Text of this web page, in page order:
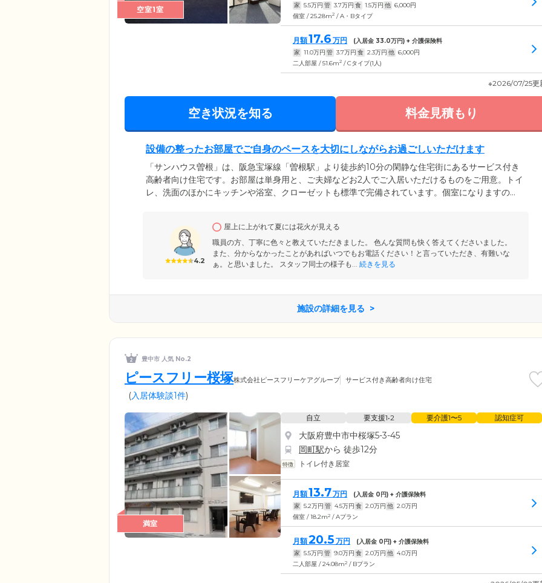
空室1室
家 5.5万円 管 3.7万円 食 1.5万円 他 6,000円
個室 / 25.28m2 / A・Bタイプ
月額17.6 万円 (入居金 33.0万円) + 介護保険料
家 11.0万円 管 3.7万円 食 2.3万円 他 6,000円
二人部屋 / 51.6m2 / Cタイプ(1人)
※2026/07/25更
空き状況を知る 料金見積もり
設備の整ったお部屋でご自身のペースを大切にしながらお過ごしいただけます
「サンハウス曽根」は、阪急宝塚線「曽根駅」より徒歩約10分の閑静な住宅街にあるサービス付き
高齢者向け住宅です。お部屋は単身用と、ご夫婦などお2人でご入居いただけるものをご用意。トイ
レ、洗面のほかにキッチンや浴室、クローゼットも標準で完備されています。個室になりますの
ッフと連絡できます。急な体調不良やお怪我をされたときも、すぐに駆けつけてご対応いたします
ので安心です。
4.2
屋上に上がれて夏には花火が見える
職員の方、丁寧に色々と教えていただきました。 色んな質問も快く答えてくださいました。
また、分からなかったことがあればいつでもお電話ください！と言っていただき、有難いな
ぁ。と思いました。 スタッフ同士の様子も...
続きを見る
施設の詳細を見る
豊中市 人気 No.2
ピースフリー桜塚株式会社ピースフリーケアグループ サービス付き高齢者向け住宅
(入居体験談1件)
満室
自立 要支援1•2 要介護1〜5 認知症可
大阪府豊中市中桜塚5-3-45
岡町駅から 徒歩12分
トイレ付き居室
月額13.7万円 (入居金 0 円) + 介護保険料
家 5.2万円 管 4.5万円 食 2.0万円 他 2.0万円
個室 / 18.2m2 / Aプラン
月額20.5 万円 (入居金 0 円) + 介護保険料
家 5.5万円 管 9.0万円 食 2.0万円 他 4.0万円
二人部屋 / 24.08m2 / Bプラン